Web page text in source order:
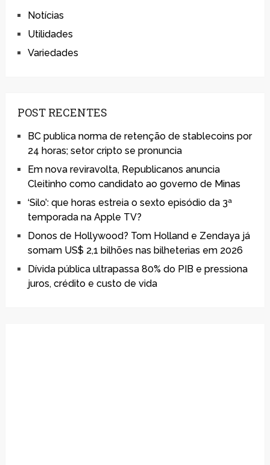
Notícias
Utilidades
Variedades
POST RECENTES
BC publica norma de retenção de stablecoins por
24 horas; setor cripto se pronuncia
Em nova reviravolta, Republicanos anuncia
Cleitinho como candidato ao governo de Minas
‘Silo’: que horas estreia o sexto episódio da 3ª
temporada na Apple TV?
Donos de Hollywood? Tom Holland e Zendaya já
somam US$ 2,1 bilhões nas bilheterias em 2026
Dívida pública ultrapassa 80% do PIB e pressiona
juros, crédito e custo de vida